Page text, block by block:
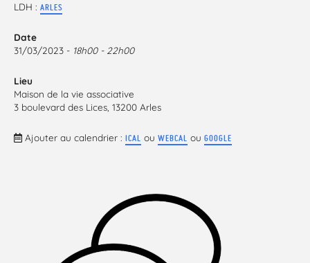
LDH : ARLES
Date
31/03/2023 - 18h00 - 22h00
Lieu
Maison de la vie associative
3 boulevard des Lices, 13200 Arles
Ajouter au calendrier : ICAL ou WEBCAL ou GOOGLE